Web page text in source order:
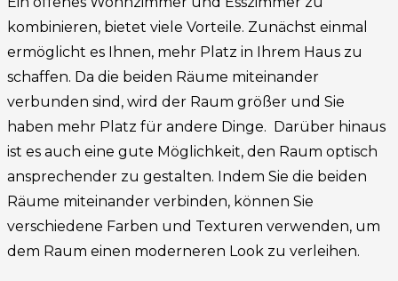
kombinieren, bietet viele Vorteile. Zunächst einmal
ermöglicht es Ihnen, mehr Platz in Ihrem Haus zu
schaffen. Da die beiden Räume miteinander
verbunden sind, wird der Raum größer und Sie
haben mehr Platz für andere Dinge. Darüber hinaus
ist es auch eine gute Möglichkeit, den Raum optisch
ansprechender zu gestalten. Indem Sie die beiden
Räume miteinander verbinden, können Sie
verschiedene Farben und Texturen verwenden, um
dem Raum einen moderneren Look zu verleihen.